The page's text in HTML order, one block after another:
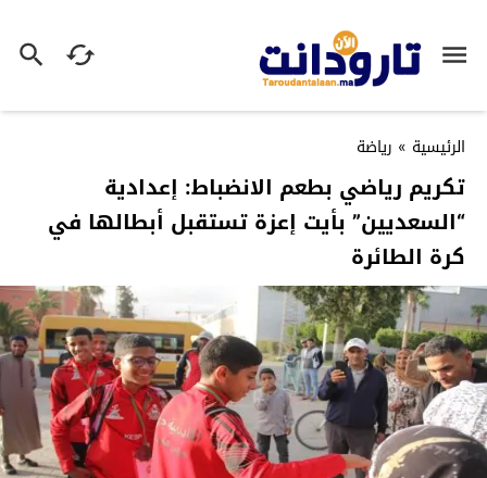
الرئيسية » رياضة
تكريم رياضي بطعم الانضباط: إعدادية
“السعديين” بأيت إعزة تستقبل أبطالها في
كرة الطائرة